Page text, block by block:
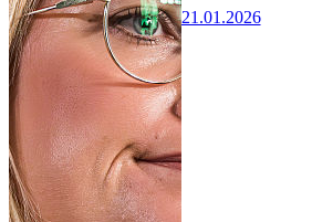
21.01.2026